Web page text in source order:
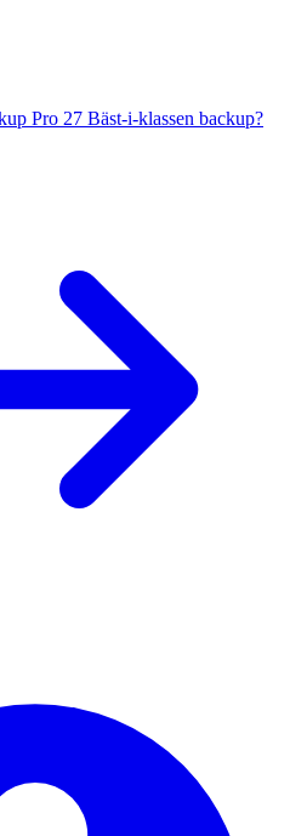
Pro 27 Bäst-i-klassen backup?